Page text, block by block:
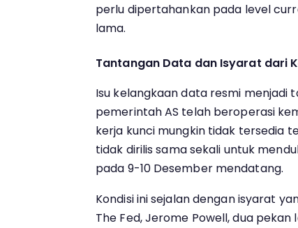
perlu dipertahankan pada level
lama.
Tantangan Data dan Isyarat dari
Isu kelangkaan data resmi menjadi
pemerintah AS telah beroperasi
kerja kunci mungkin tidak tersedia
tidak dirilis sama sekali untuk
pada 9-10 Desember mendatang.
Kondisi ini sejalan dengan isyarat
The Fed, Jerome Powell, dua pekan